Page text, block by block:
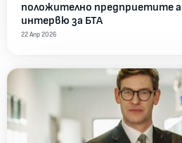
положително предприетите
интервю за БТА
22 Апр 2026